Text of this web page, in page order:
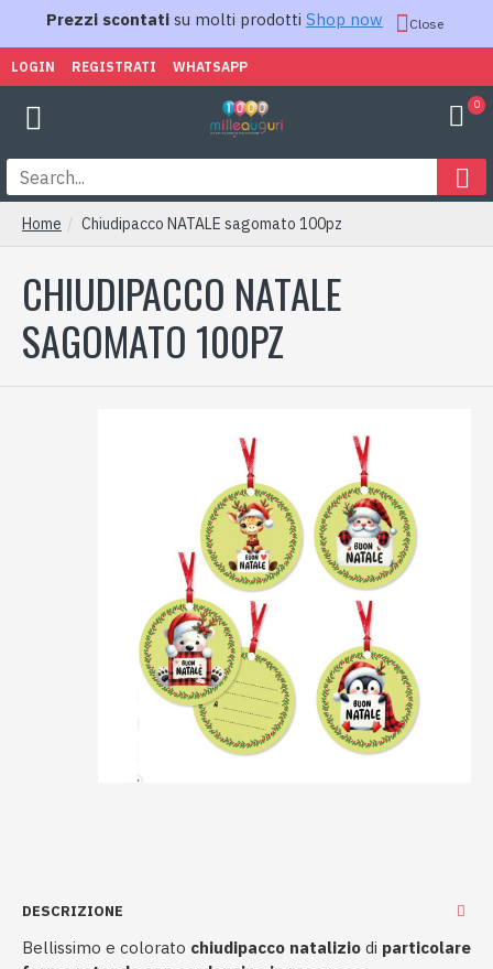
Prezzi scontati su molti prodotti Shop now Close
LOGIN REGISTRATI WHATSAPP
0
Home Chiudipacco NATALE sagomato 100pz
CHIUDIPACCO NATALE
SAGOMATO 100PZ
DESCRIZIONE
Bellissimo e colorato chiudipacco natalizio di particolare